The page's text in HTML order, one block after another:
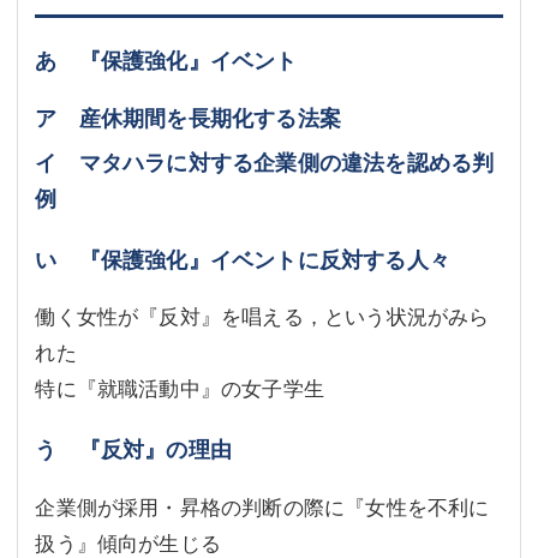
あ 『保護強化』イベント
ア 産休期間を長期化する法案
イ マタハラに対する企業側の違法を認める判
例
い 『保護強化』イベントに反対する人々
働く女性が『反対』を唱える，という状況がみら
れた
特に『就職活動中』の女子学生
う 『反対』の理由
企業側が採用・昇格の判断の際に『女性を不利に
扱う』傾向が生じる